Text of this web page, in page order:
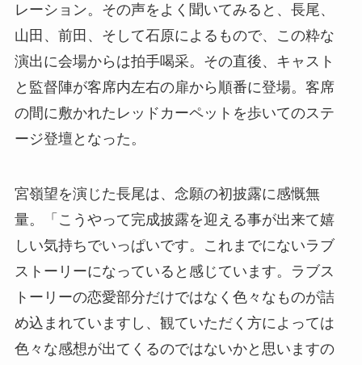
レーション。その声をよく聞いてみると、長尾、
山田、前田、そして石原によるもので、この粋な
演出に会場からは拍手喝采。その直後、キャスト
と監督陣が客席内左右の扉から順番に登場。客席
の間に敷かれたレッドカーペットを歩いてのステ
ージ登壇となった。
宮嶺望を演じた長尾は、念願の初披露に感慨無
量。「こうやって完成披露を迎える事が出来て嬉
しい気持ちでいっぱいです。これまでにないラブ
ストーリーになっていると感じています。ラブス
トーリーの恋愛部分だけではなく色々なものが詰
め込まれていますし、観ていただく方によっては
色々な感想が出てくるのではないかと思いますの